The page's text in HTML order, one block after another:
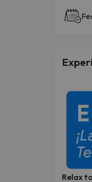
Relax